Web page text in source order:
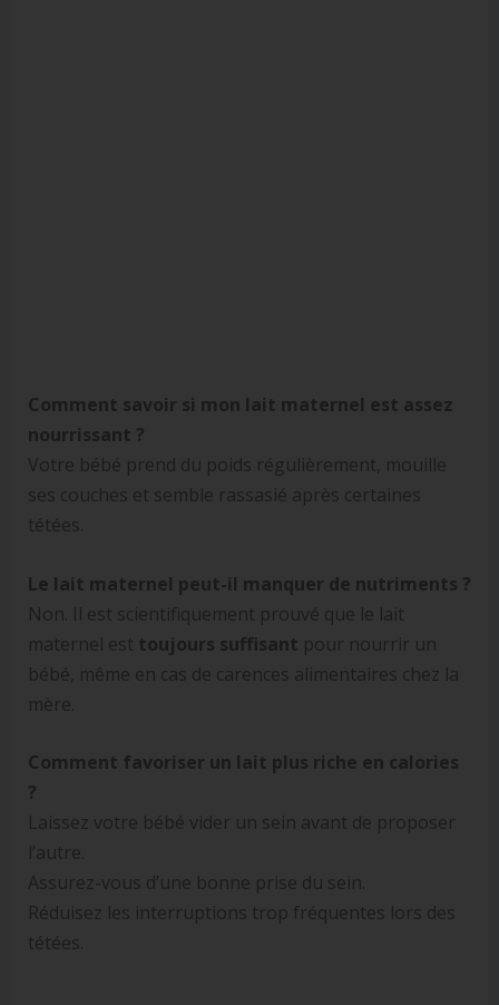
Comment savoir si mon lait maternel est assez
nourrissant ?
Votre bébé prend du poids régulièrement, mouille
ses couches et semble rassasié après certaines
tétées.
Le lait maternel peut-il manquer de nutriments ?
Non. Il est scientifiquement prouvé que le lait
maternel est toujours suffisant pour nourrir un
bébé, même en cas de carences alimentaires chez la
mère.
Comment favoriser un lait plus riche en calories
?
Laissez votre bébé vider un sein avant de proposer
l’autre.
Assurez-vous d’une bonne prise du sein.
Réduisez les interruptions trop fréquentes lors des
tétées.